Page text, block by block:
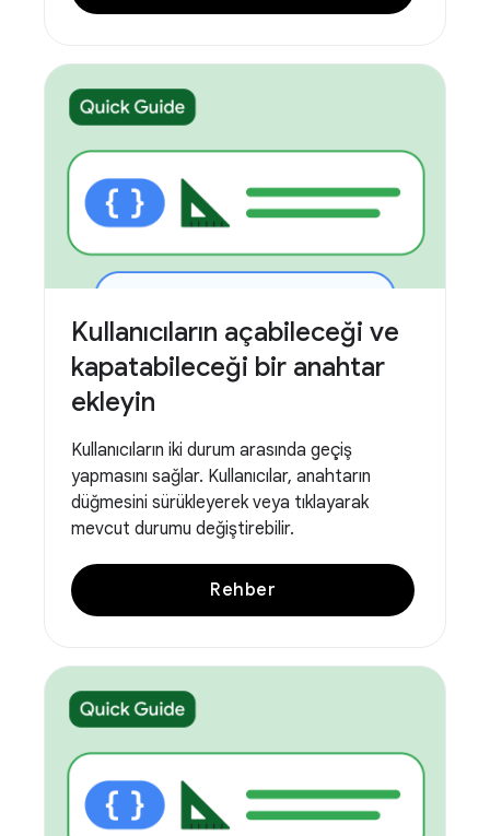
Kullanıcıların açabileceği ve
kapatabileceği bir anahtar
ekleyin
Kullanıcıların iki durum arasında geçiş
yapmasını sağlar. Kullanıcılar, anahtarın
düğmesini sürükleyerek veya tıklayarak
mevcut durumu değiştirebilir.
Rehber